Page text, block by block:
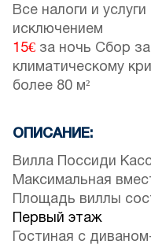
Все налоги и
исключением
15€ за ночь Сбор
климатическому
более 80 м²
ОПИСАНИЕ:
Вилла Поссиди
Максимальная
Площадь виллы
Первый этаж
Гостиная с